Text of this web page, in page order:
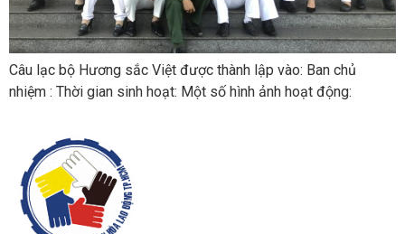
Câu lạc bộ Hương sắc Việt được thành lập vào: Ban chủ
nhiệm : Thời gian sinh hoạt: Một số hình ảnh hoạt động: